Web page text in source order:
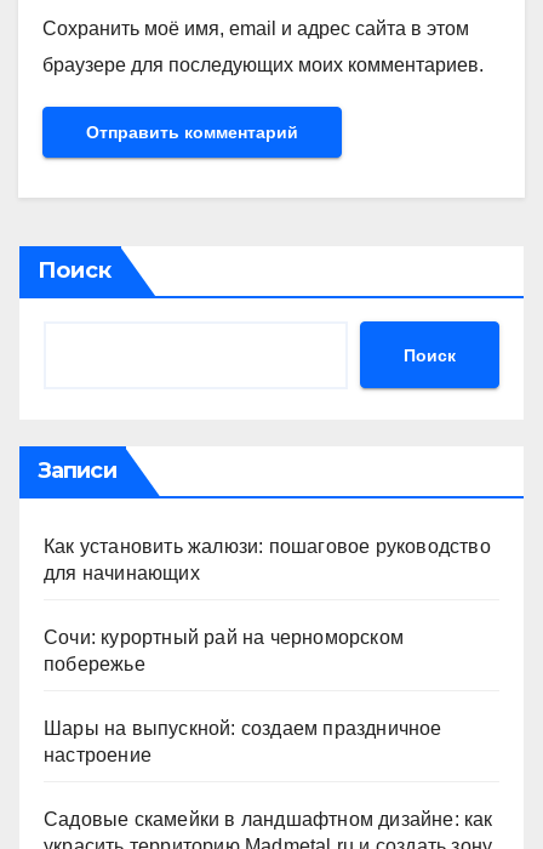
Сохранить моё имя, email и адрес сайта в этом
браузере для последующих моих комментариев.
Поиск
Поиск
Записи
Как установить жалюзи: пошаговое руководство
для начинающих
Сочи: курортный рай на черноморском
побережье
Шары на выпускной: создаем праздничное
настроение
Садовые скамейки в ландшафтном дизайне: как